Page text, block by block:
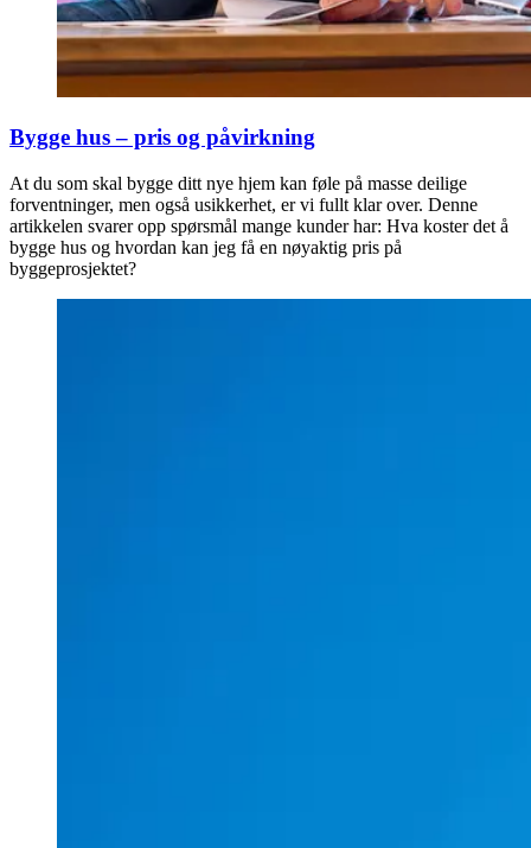
Bygge hus – pris og påvirkning
At du som skal bygge ditt nye hjem kan føle på masse deilige
forventninger, men også usikkerhet, er vi fullt klar over. Denne
artikkelen svarer opp spørsmål mange kunder har: Hva koster det å
bygge hus og hvordan kan jeg få en nøyaktig pris på
byggeprosjektet?